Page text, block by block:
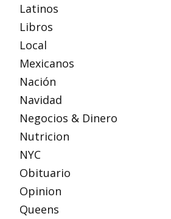
Latinos
Libros
Local
Mexicanos
Nación
Navidad
Negocios & Dinero
Nutricion
NYC
Obituario
Opinion
Queens